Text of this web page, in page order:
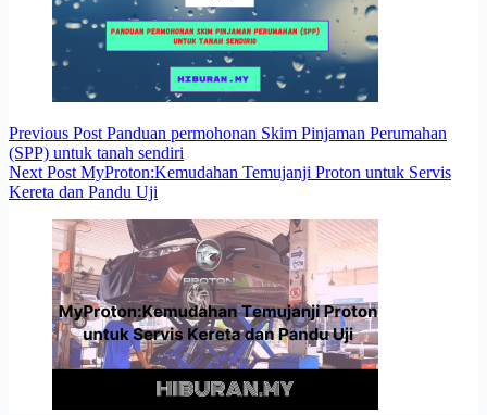
Previous Post Panduan permohonan Skim Pinjaman Perumahan
(SPP) untuk tanah sendiri
Next Post MyProton:Kemudahan Temujanji Proton untuk Servis
Kereta dan Pandu Uji